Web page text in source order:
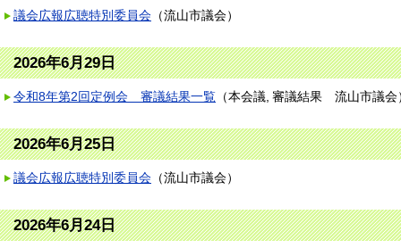
議会広報広聴特別委員会 （流山市議会）
2026年6月29日
令和8年第2回定例会 審議結果一覧 （本会議 審議結果 流山市議会
2026年6月25日
議会広報広聴特別委員会 （流山市議会）
2026年6月24日